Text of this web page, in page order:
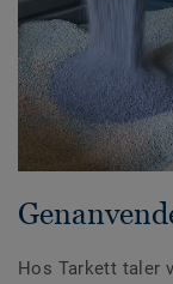
Hos Tarkett taler